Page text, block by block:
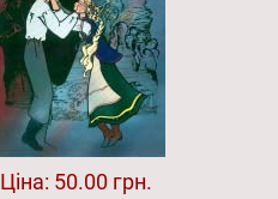
Ціна: 50.00 грн.